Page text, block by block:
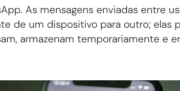
As mensagens enviadas entre
de um dispositivo para outro; elas
armazenam temporariamente e